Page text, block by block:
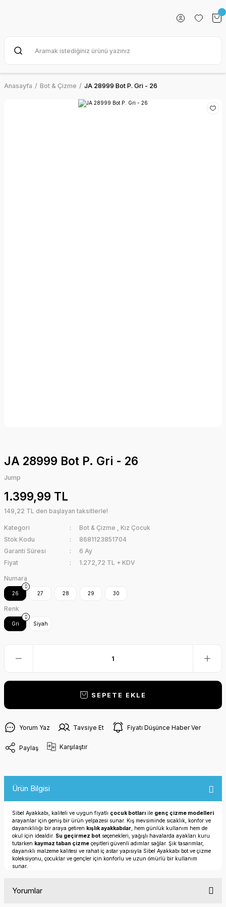
Anasayfa Bot & Çizme JA 28999 Bot P. Gri - 26
JA 28999 Bot P. Gri - 26
Jump
1.399,99 TL
149,22 TL den başlayan taksitlerle!
Kategori Bot & Çizme , Kız Çocuk
Stok Kodu
8681123851704
Garanti Süresi
6 Ay
Fiyat
1.272,72 TL + KDV
Numara
26 27 28 29 30
Renk
Gri Siyah
SEPETE EKLE
Yorum Yaz Tavsiye Et Fiyatı Düşünce Haber Ver
Paylaş Karşılaştır
Ürün Bilgisi
Sibel Ayakkabı, kaliteli ve uygun fiyatlı çocuk botları ile genç çizme modelleri
arayanlar için geniş bir ürün yelpazesi sunar. Kış mevsiminde sıcaklık, konfor ve
dayanıklılığı bir araya getiren kışlık ayakkabılar , hem günlük kullanım hem de
okul için idealdir. Su geçirmez bot seçenekleri, yağışlı havalarda ayakları kuru
tutarken kaymaz taban çizme çeşitleri güvenli adımlar sağlar. Şık tasarımlar,
dayanıklı malzeme kalitesi ve rahat iç astar yapısıyla Sibel Ayakkabı bot ve çizme
koleksiyonu, çocuklar ve gençler için konforlu ve uzun ömürlü bir kullanım
sunar.
Yorumlar